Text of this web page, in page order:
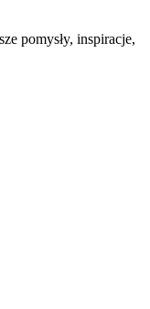
pomysły, inspiracje,